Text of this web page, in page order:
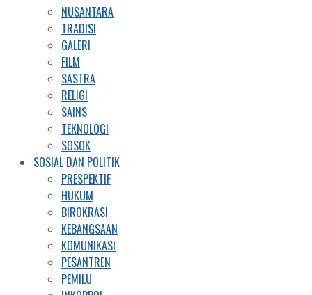
NUSANTARA
TRADISI
GALERI
FILM
SASTRA
RELIGI
SAINS
TEKNOLOGI
SOSOK
SOSIAL DAN POLITIK
PRESPEKTIF
HUKUM
BIROKRASI
KEBANGSAAN
KOMUNIKASI
PESANTREN
PEMILU